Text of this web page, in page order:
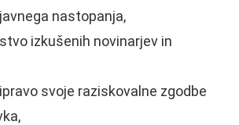
nastopanja,
izkušenih novinarjev in
svoje raziskovalne zgodbe